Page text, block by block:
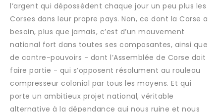
l’argent qui dépossèdent chaque jour un peu plus les
Corses dans leur propre pays. Non, ce dont la Corse a
besoin, plus que jamais, c’est d’un mouvement
national fort dans toutes ses composantes, ainsi que
de contre-pouvoirs - dont l’Assemblée de Corse doit
faire partie - qui s’opposent résolument au rouleau
compresseur colonial par tous les moyens. Et qui
porte un ambitieux projet national, véritable
alternative à la dépendance qui nous ruine et nous